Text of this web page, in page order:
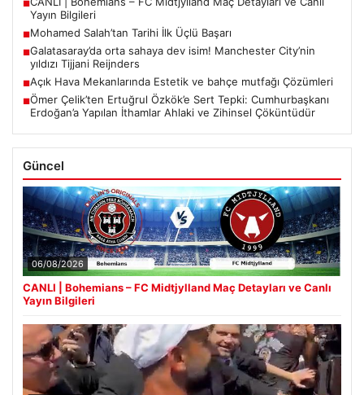
■
Yayın Bilgileri
■Mohamed Salah’tan Tarihi İlk Üçlü Başarı
■Galatasaray’da orta sahaya dev isim! Manchester City’nin
yıldızı Tijjani Reijnders
■Açık Hava Mekanlarında Estetik ve bahçe mutfağı Çözümleri
■Ömer Çelik’ten Ertuğrul Özkök’e Sert Tepki: Cumhurbaşkanı
Erdoğan’a Yapılan İthamlar Ahlaki ve Zihinsel Çöküntüdür
Güncel
06/08/2026
CANLI | Bohemians – FC Midtjylland Maç Detayları ve Canlı
Yayın Bilgileri